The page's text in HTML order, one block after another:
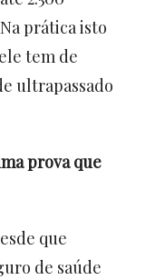
prática isto
tem de
ultrapassado
prova que
que
de saúde